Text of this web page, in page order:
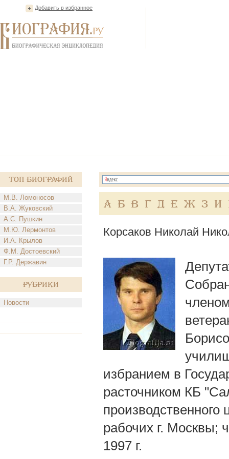
Добавить в избранное
Топ Биографий
М.В. Ломоносов
В.А. Жуковский
А.С. Пушкин
М.Ю. Лермонтов
И.А. Крылов
Ф.М. Достоевский
Г.Р. Державин
Рубрики
Новости
А Б В Г Д Е Ж З И
Корсаков Николай
избранием в
расточником КБ
рабочих г. Москвы;
1997 г.